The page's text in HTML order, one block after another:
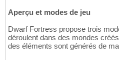
Aperçu et modes de jeu
Dwarf Fortress propose trois
déroulent dans des mondes
des éléments sont générés de